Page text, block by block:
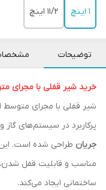
۱ اینچ ۱۱/۲ اینچ
توضیحات
خرید شیر قفلی با مجرای
شیر قفلی با مجرای متوسط
پرکاربرد در سیستم‌های
جریان طراحی شده است.
مناسب و قابلیت قفل
ساختمانی ایجاد می‌کند.